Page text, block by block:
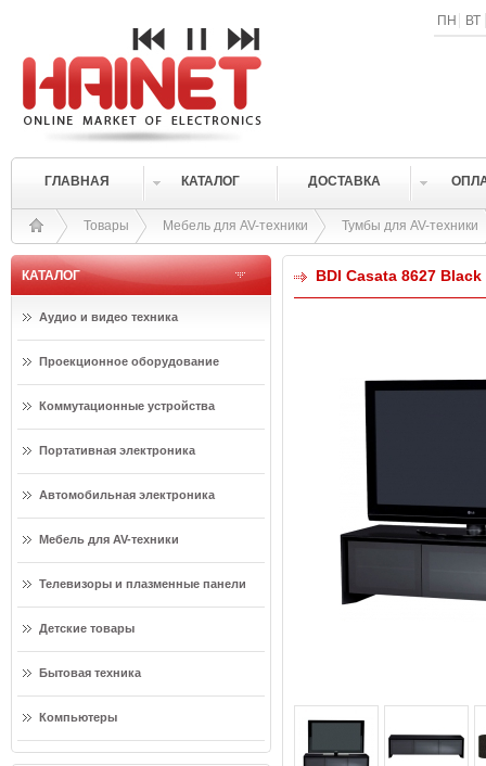
ПН ВТ
ГЛАВНАЯ КАТАЛОГ ДОСТАВКА
Товары Мебель для AV-техники Тумбы для AV-техники
КАТАЛОГ
Аудио и видео техника
Проекционное оборудование
Коммутационные устройства
Портативная электроника
Автомобильная электроника
Мебель для AV-техники
Телевизоры и плазменные панели
Детские товары
Бытовая техника
Компьютеры
BDI Casata 8627